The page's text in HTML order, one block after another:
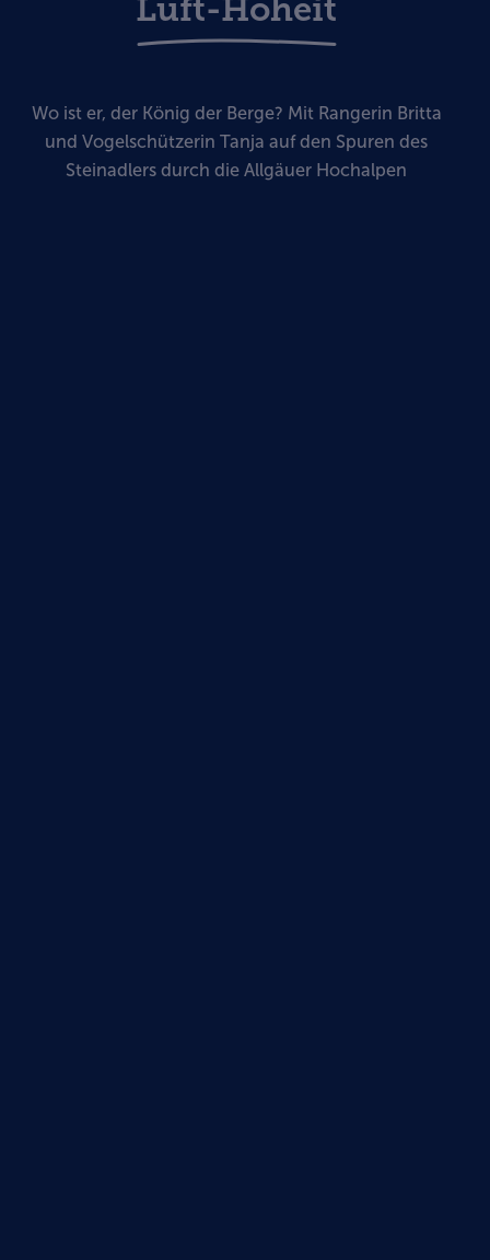
Luft-Hoheit
Wo ist er, der König der Berge? Mit Rangerin Britta
und Vogelschützerin Tanja auf den Spuren des
Steinadlers durch die Allgäuer Hochalpen